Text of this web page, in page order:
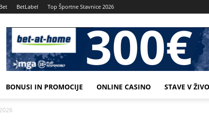
BetLabel Top Športne Stavnice 2026
BONUSI IN PROMOCIJE ONLINE CASINO STAVE V ŽIVO